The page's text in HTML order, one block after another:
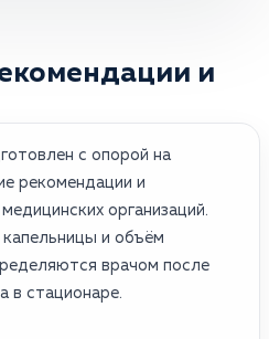
и
с опорой на
рекомендации и
организаций.
капельницы и объём
врачом после
в стационаре.